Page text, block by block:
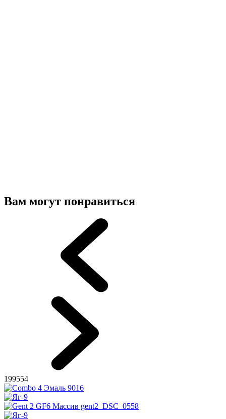
Вам могут понравиться
199554